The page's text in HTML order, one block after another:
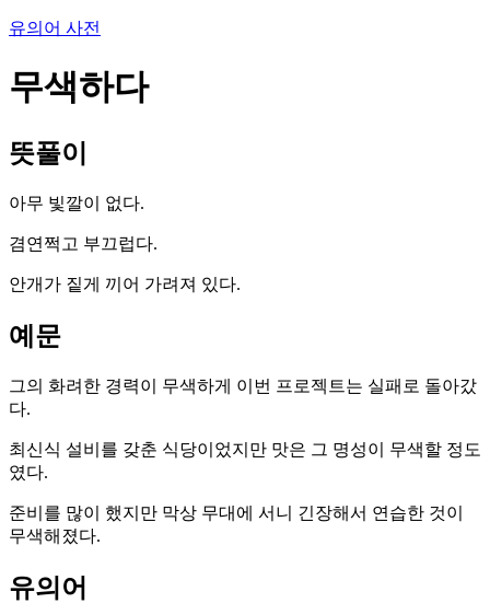
유의어 사전
무색하다
뜻풀이
아무 빛깔이 없다.
겸연쩍고 부끄럽다.
안개가 짙게 끼어 가려져 있다.
예문
그의 화려한 경력이 무색하게 이번 프로젝트는 실패로 돌아갔
다.
최신식 설비를 갖춘 식당이었지만 맛은 그 명성이 무색할 정도
였다.
준비를 많이 했지만 막상 무대에 서니 긴장해서 연습한 것이
무색해졌다.
유의어